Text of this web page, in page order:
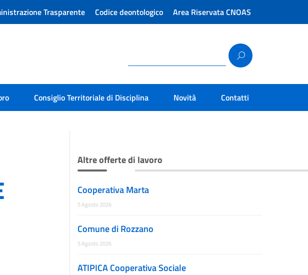
Trasparente Codice deontologico Area Riservata CNOAS
Consiglio Territoriale di Disciplina Novità Contatti
Altre offerte di lavoro
Cooperativa Marta
5 Agosto 2026
Comune di Rozzano
5 Agosto 2026
ATIPICA Cooperativa Sociale